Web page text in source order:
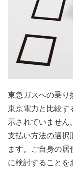
東急ガスへの乗り
東京電力と比較す
示されていません
支払い方法の選択
ます。ご自身の
に検討することを